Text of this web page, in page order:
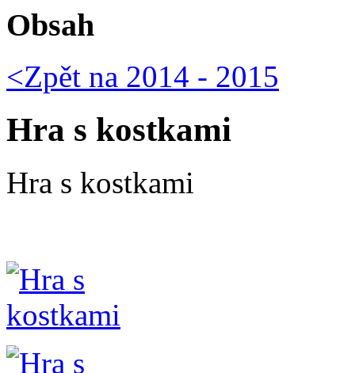
Obsah
<Zpět na 2014 - 2015
Hra s kostkami
Hra s kostkami